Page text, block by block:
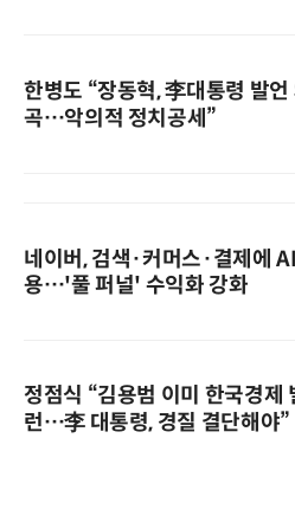
한병도 “장동혁, 李대통령 발언
곡…악의적 정치공세”
네이버, 검색·커머스·결제에
용…'풀 퍼널' 수익화 강화
정점식 “김용범 이미 한국경제
런…李 대통령, 경질 결단해야”